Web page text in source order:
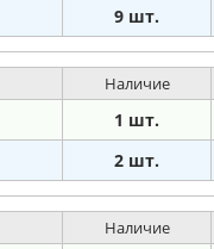
9 шт.
Наличие
1 шт.
2 шт.
Наличие